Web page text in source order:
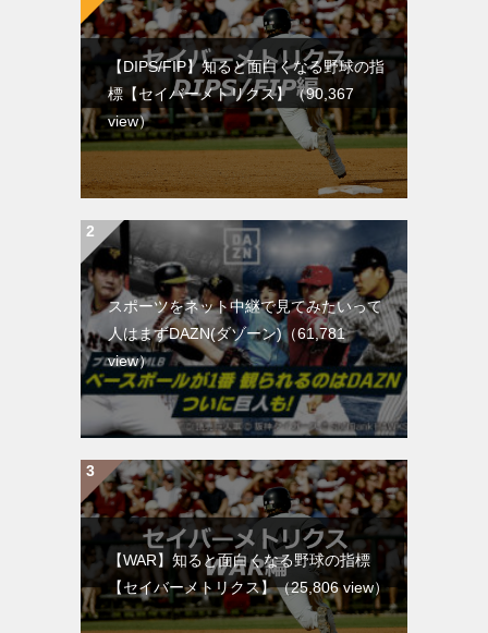
【DIPS/FIP】知ると面白くなる野球の指
標【セイバーメトリクス】（90,367
view）
スポーツをネット中継で見てみたいって
人はまずDAZN(ダゾーン)（61,781
view）
【WAR】知ると面白くなる野球の指標
【セイバーメトリクス】（25,806 view）